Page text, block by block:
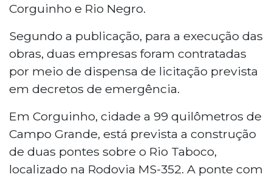
Corguinho e Rio Negro.
Segundo a publicação, para a execução das
obras, duas empresas foram contratadas
por meio de dispensa de licitação prevista
em decretos de emergência.
Em Corguinho, cidade a 99 quilômetros de
Campo Grande, está prevista a construção
de duas pontes sobre o Rio Taboco,
localizado na Rodovia MS-352. A ponte com